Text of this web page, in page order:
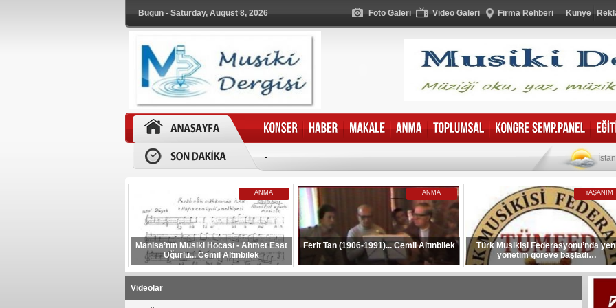
Bugün - Saturday, August 8, 2026 Foto Galeri Video Galeri Firma Rehberi Künye
-
ANMA
Manisa’nın Musiki Hocası - Ahmet Esat
Uğurlu... Cemil Altınbilek
ANMA
Ferit Tan (1906-1991)... Cemil Altınbilek
YAŞANIM
Türk Musikisi Federasyonu’nda
yönetim göreve başladı…
Videolar